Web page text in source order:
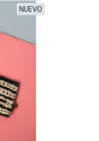
NUEVO